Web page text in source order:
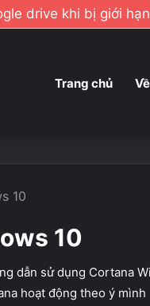
drive khi bị giới
Trang chủ
10
10
dẫn sử dụng Cortana
hoạt động theo ý mình